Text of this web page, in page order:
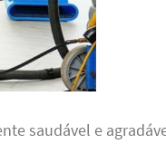
saudável e